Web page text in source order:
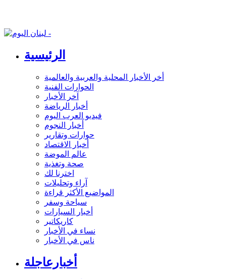
الرئيسية
أخر الأخبار المحلية والعربية والعالمية
الحوارات الفنية
آخر الأخبار
أخبار الرياضة
فيديو العرب اليوم
أخبار النجوم
حوارات وتقارير
أخبار الاقتصاد
عالم الموضة
صحة وتغذية
اخترنا لك
آراء وتحليلات
المواضيع الأكثر قراءة
سياحة وسفر
أخبار السيارات
كاريكاتير
نساء في الأخبار
ناس في الأخبار
أخبارعاجلة